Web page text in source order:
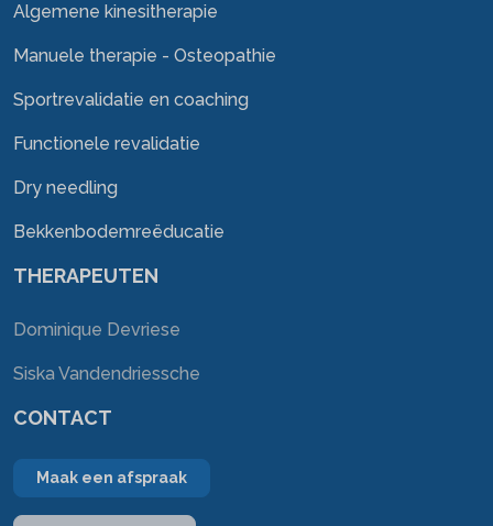
Algemene kinesitherapie
Manuele therapie - Osteopathie
Sportrevalidatie en coaching
Functionele revalidatie
Dry needling
Bekkenbodemreëducatie
THERAPEUTEN
Dominique Devriese
Siska Vandendriessche
CONTACT
Maak een afspraak